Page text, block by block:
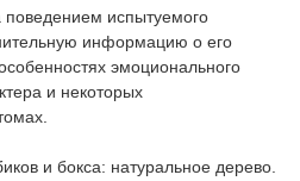
испытуемого
информацию о его
эмоционального
и некоторых
и бокса: натуральное дерево.